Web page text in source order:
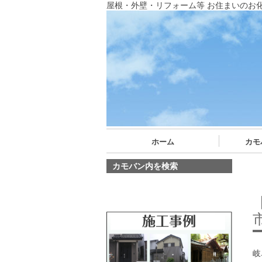
屋根・外壁・リフォーム等 お住まいのお
ホーム カ
カモバン内を検索